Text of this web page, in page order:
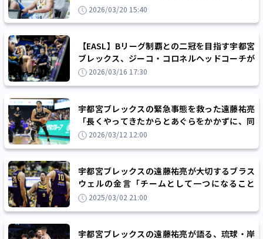
「積極的に打っていこうと思っていました」
2026/03/20 15:40
【EASL】Bリーグ制覇との二冠を目指す宇都宮
ブレックス、ジーコ・コロネルヘッドコーチが
明かした「試合を練習にする」戦い方
2026/03/16 17:30
宇都宮ブレックスの緊急事態を救った遠藤祐亮
「長くやってきたからとあぐらをかかずに、同
じ方向を向いていければ」
2026/03/12 12:00
宇都宮ブレックスの遠藤祐亮が大切するブラス
ウェルの金言「チームとして一つになること
で、他のチームは追いつけない」
2025/03/02 21:00
宇都宮ブレックスの遠藤祐亮が語る、琉球・岸